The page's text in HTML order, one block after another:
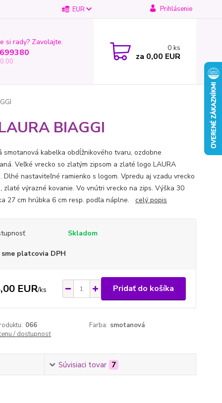
EUR Prihlásenie
si rady? Zavolajte.
0 ks
za 0,00 EUR
BIAGGI
smotanová kabelka obdĺžnikového tvaru, ozdobne
Veľké vrecko so zlatým zipsom a zlaté logo LAURA
Dlhé nastaviteľné ramienko s logom. Vpredu aj vzadu vrecko
zlaté výrazné kovanie. Vo vnútri vrecko na zips. Výška 30
27 cm hrúbka 6 cm resp. podľa náplne. celý popis
Skladom
sme platcovia DPH
EUR/ks Pridať do košíka
066 Farba: smotanová
/ dostupnosť
Súvisiaci tovar 7